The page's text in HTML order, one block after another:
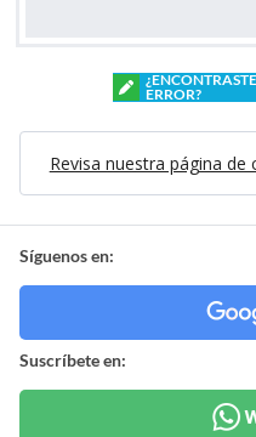
ERROR?
Revisa nuestra página de
Síguenos en:
Suscríbete en: